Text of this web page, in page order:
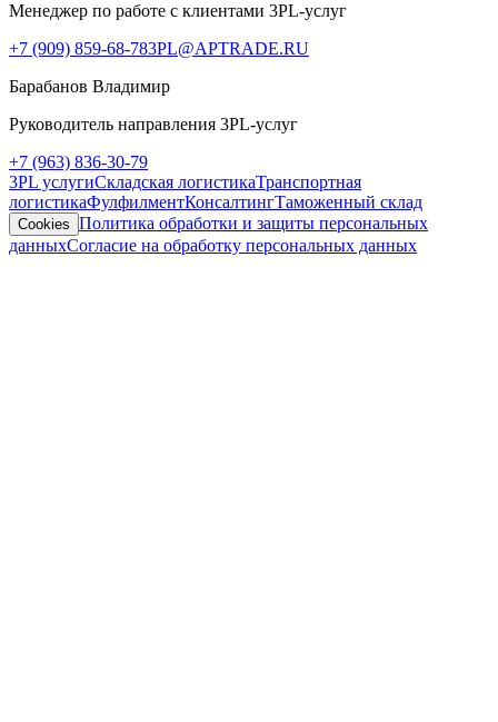
Менеджер по работе с клиентами 3PL-услуг
+7 (909) 859-68-783PL@APTRADE.RU
Барабанов Владимир
Руководитель направления 3PL-услуг
+7 (963) 836-30-79
3PL услугиСкладская логистикаТранспортная
логистикаФулфилментКонсалтингТаможенный склад
Cookies Политика обработки и защиты персональных
данныхСогласие на обработку персональных данных